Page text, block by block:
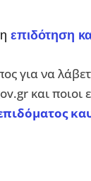
επιδότηση
για να
και ποιοι